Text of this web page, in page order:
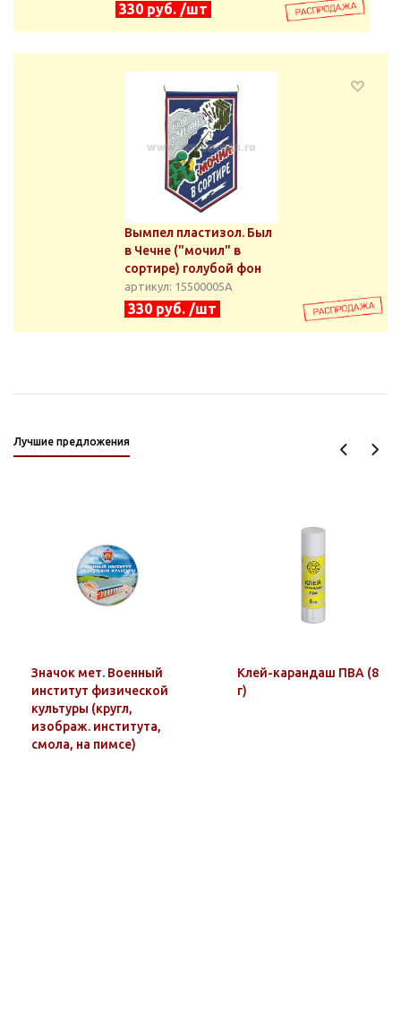
330 руб. /шт
Вымпел пластизол. Был
в Чечне ("мочил" в
сортире) голубой фон
артикул: 15500005А
330 руб. /шт
Лучшие предложения
Значок мет. Военный
институт физической
культуры (кругл,
изображ. института,
смола, на пимсе)
Клей-карандаш ПВА (8
г)